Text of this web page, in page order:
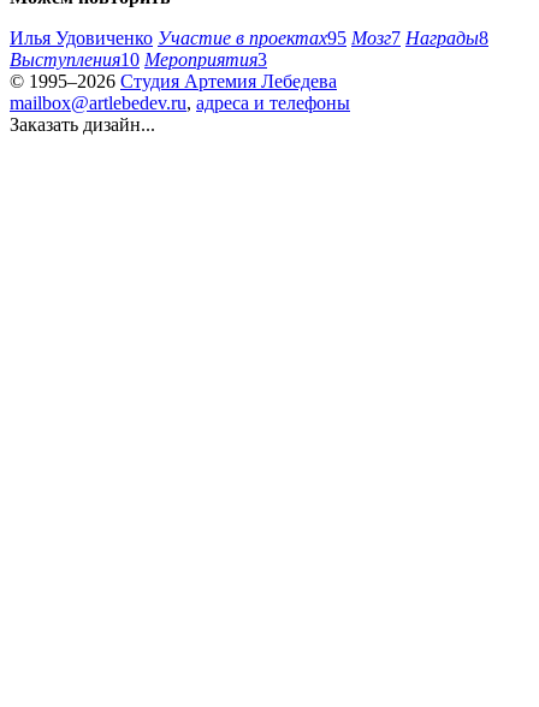
Илья Удовиченко Участие в проектах95 Мозг7 Награды8
Выступления10 Мероприятия3
© 1995–2026 Студия Артемия Лебедева
mailbox@artlebedev.ru, адреса и телефоны
Заказать дизайн...